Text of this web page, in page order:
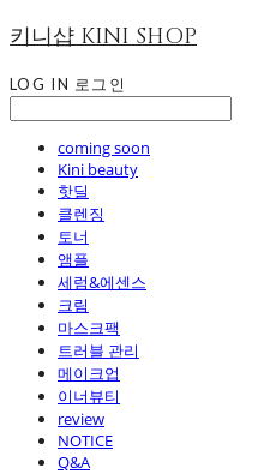
키니샵 KINI SHOP
LOG IN 로그인
coming soon
Kini beauty
핫딜
클렌징
토너
앰플
세럼&에센스
크림
마스크팩
트러블 관리
메이크업
이너뷰티
review
NOTICE
Q&A